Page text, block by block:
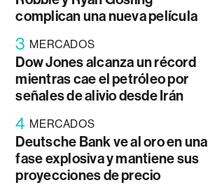
complican una nueva película
3 MERCADOS
Dow Jones alcanza un récord
mientras cae el petróleo por
señales de alivio desde Irán
4 MERCADOS
Deutsche Bank ve al oro en una
fase explosiva y mantiene sus
proyecciones de precio